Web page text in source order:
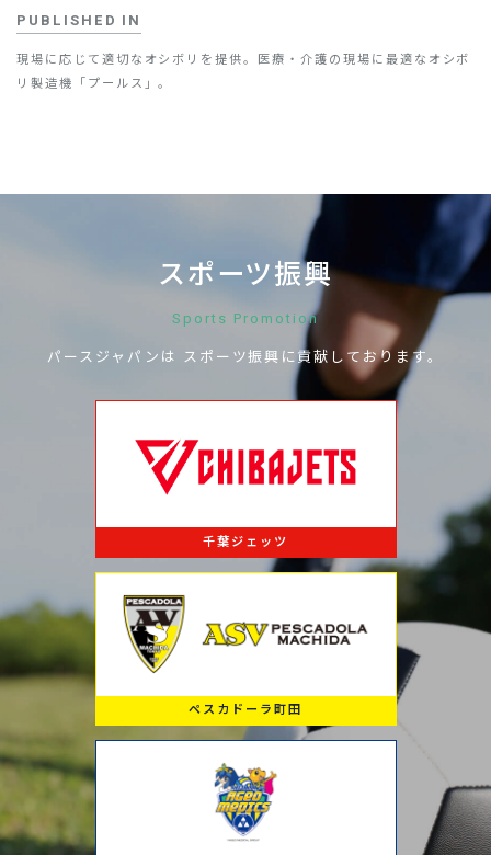
PUBLISHED IN
現場に応じて適切なオシボリを提供。医療・介護の現場に最適なオシボ
リ製造機「プールス」。
スポーツ振興
Sports Promotion
パースジャパンは スポーツ振興に貢献しております。
千葉ジェッツ
ペスカドーラ町田